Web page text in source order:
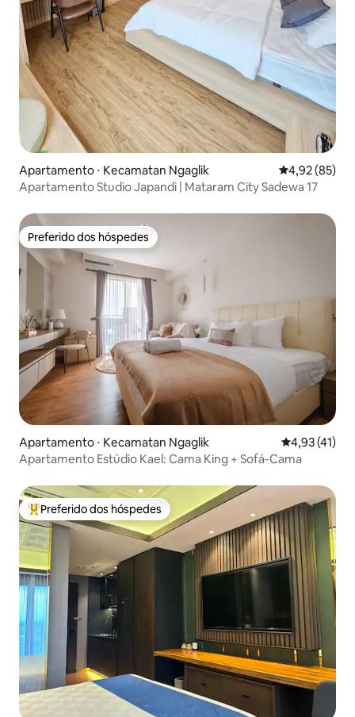
Apartamento ⋅ Kecamatan Ngaglik 4,92 de uma
4,92 (85)
Apartamento Studio Japandi | Mataram City Sadewa 17
Preferido dos hóspedes
Preferido dos hóspedes
Apartamento ⋅ Kecamatan Ngaglik 4,93 de uma
4,93 (41)
Apartamento Estúdio Kael: Cama King + Sofá-Cama
Entre os melhores preferidos dos hóspedes
Preferido dos hóspedes